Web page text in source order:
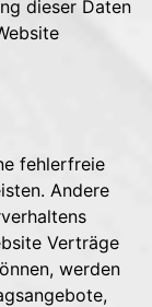
dieser Daten
fehlerfreie
Andere
Verträge
werden